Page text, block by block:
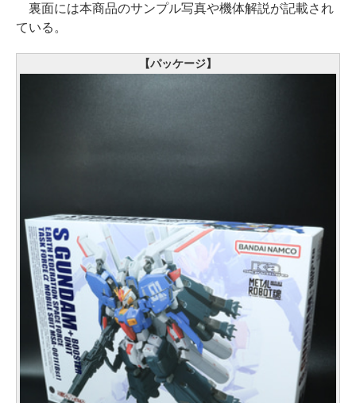
裏面には本商品のサンプル写真や機体解説が記載され
ている。
【パッケージ】